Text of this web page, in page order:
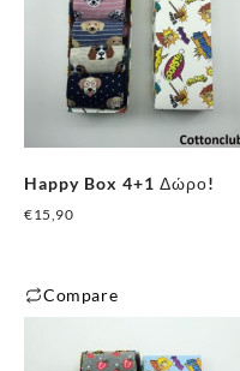
Happy Box 4+1 Δώρο!
€15,90
Compare